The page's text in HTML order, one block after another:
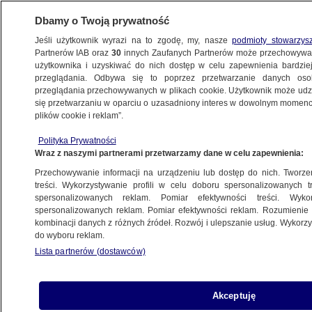
POLSKA
tymczasowych rośnie. "Pozór zwycięstwa
państwa"
24.09.2020, 07:06
Udostępnij
Dbamy o Twoją prywatność
Jeśli użytkownik wyrazi na to zgodę, my, naszepodmioty
Partnerów IAB oraz30 innych Zaufanych Partnerów może
użytkownika i uzyskiwać do nich dostęp w celu zapewnienia
przeglądania. Odbywa się to poprzez przetwarzanie danych
przeglądania przechowywanych w plikach cookie. Użytkownik może
się przetwarzaniu w oparciu o uzasadniony interes w dowolnym
plików cookie i reklam”.
Polityka Prywatności
Wraz z naszymi partnerami przetwarzamy dane w celu zapewnienia:
Przechowywanie informacji na urządzeniu lub dostęp do nich.
treści. Wykorzystywanie profili w celu doboru spersonalizowanych
spersonalizowanych reklam. Pomiar efektywności treści.
spersonalizowanych reklam. Pomiar efektywności reklam.
kombinacji danych z różnych źródeł. Rozwój i ulepszanie usług.
do wyboru reklam.
Lista partnerów (dostawców)
Akceptuję